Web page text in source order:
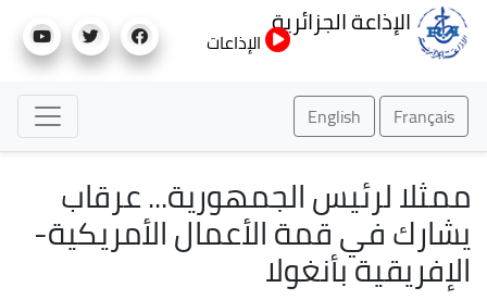
إلى
الإذاعة الجزائرية
الإذاعات
Français
English
ممثلا لرئيس الجمهورية... عرقاب
يشارك في قمة الأعمال الأمريكية-
الإفريقية بأنغولا